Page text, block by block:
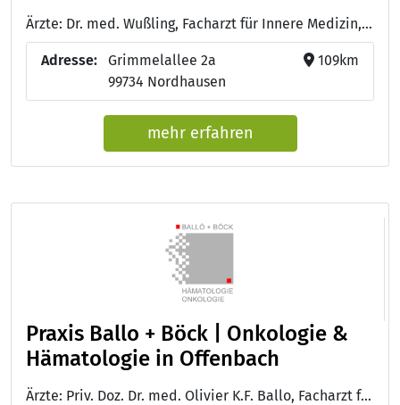
Ärzte: Dr. med. Wußling, Facharzt für Innere Medizin, Hämatologie und internistische Onkologie - Dr. med. Ibe, Facharzt für Innere Medizin, Gastroenterologie, Hämatologie und Onkologie Diabetologe, Hepatologe, Ernährungsmediziner - Nicolas Keller, Facharzt für Innere Medizin mit Schwerpunkt Hämatologie und Onkologie
Adresse:
Grimmelallee 2a
99734 Nordhausen
109km
mehr erfahren
Praxis Ballo + Böck | Onkologie &
Hämatologie in Offenbach
Ärzte: Priv. Doz. Dr. med. Olivier K.F. Ballo, Facharzt für Innere Medizin, Hämatologie und Onkologie, Gastroenterologie, Palliativmedizin, Notfallmedizin - Dr. med. H.-P. Böck, Facharzt für Innere Medizin, Hämatologie und Onkologie, Palliativmedizin, Spezielle Schmerztherapie - Dr. med. Sandra Kensche, Fachärztin für Innere Medizin, Medikamentöse Tumortherapie, Palliativmedizin